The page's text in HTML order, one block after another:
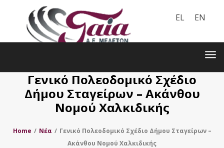
EL EN
Γενικό Πολεοδομικό Σχέδιο
Δήμου Σταγείρων – Ακάνθου
Νομού Χαλκιδικής
Home / Nέα / Γενικό Πολεοδομικό Σχέδιο Δήμου Σταγείρων –
Ακάνθου Νομού Χαλκιδικής